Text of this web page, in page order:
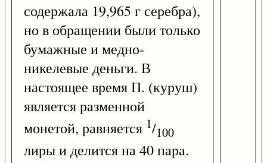
содержала 19,965 г серебра),
но в обращении были только
бумажные и медно-
никелевые деньги. В
настоящее время П. (куруш)
является разменной
монетой, равняется 1/100
лиры и делится на 40 пара.